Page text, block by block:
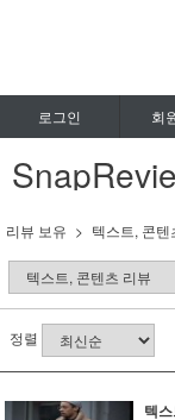
로그인 회
리뷰 보유 텍스트, 콘텐
정렬
텍